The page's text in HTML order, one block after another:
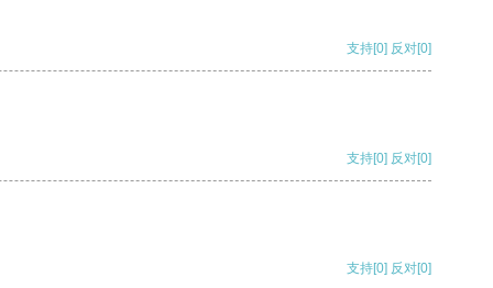
支持[0] 反对[0]
支持[0] 反对[0]
支持[0] 反对[0]